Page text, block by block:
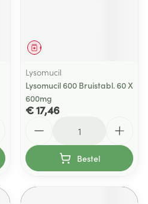
Geneesmiddel
Lysomucil
Lysomucil 600 Bruistabl. 60 X
600mg
€ 17,46
Bestel